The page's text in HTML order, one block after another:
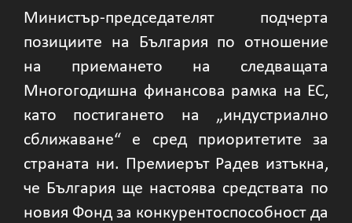
Министър-председателят подчерта
позициите на България по отношение
на приемането на следващата
Многогодишна финансова рамка на ЕС,
като постигането на „индустриално
сближаване“ е сред приоритетите за
страната ни. Премиерът Радев изтъкна,
че България ще настоява средствата по
новия Фонд за конкурентоспособност да